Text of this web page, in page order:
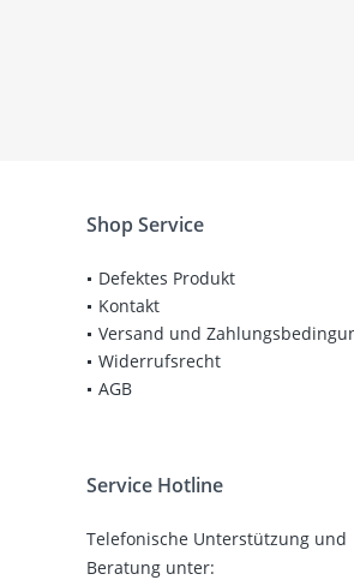
Shop Service
Defektes Produkt
Kontakt
Versand und
Widerrufsrecht
AGB
Service Hotline
Telefonische Unterstützung und
Beratung unter: